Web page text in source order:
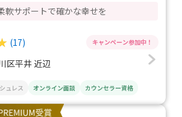
軟サポートで確かな幸せを
(17)
区平井 近辺
ュレス オンライン面談 カウンセラー資格